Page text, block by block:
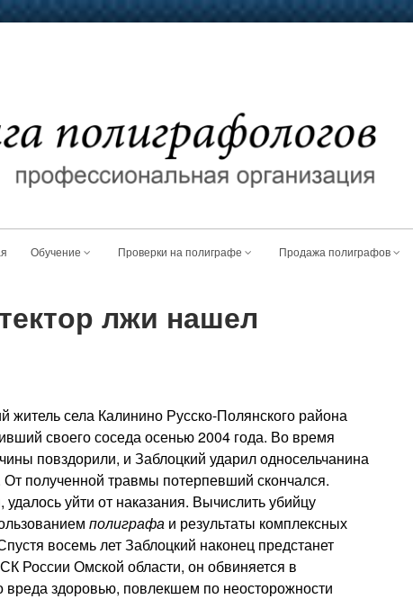
Обучение Проверки на полиграфе Продажа полиграфов
лжи нашел
житель села Калинино Русско-Полянского района
своего соседа осенью 2004 года. Во время
повздорили, и Заблоцкий ударил односельчанина
полученной травмы потерпевший скончался.
уйти от наказания. Вычислить убийцу
полиграфа и результаты комплексных
восемь лет Заблоцкий наконец предстанет
России Омской области, он обвиняется в
здоровью, повлекшем по неосторожности